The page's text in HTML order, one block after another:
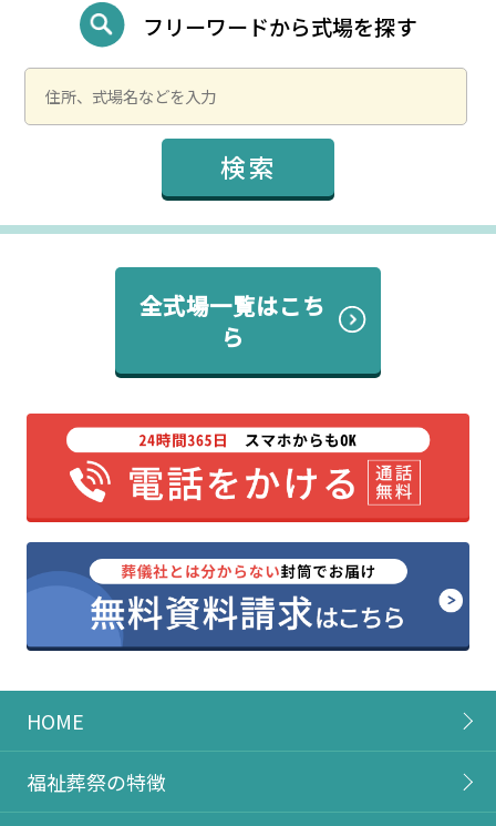
フリーワードから式場を探す
全式場一覧はこち
ら
HOME
福祉葬祭の特徴